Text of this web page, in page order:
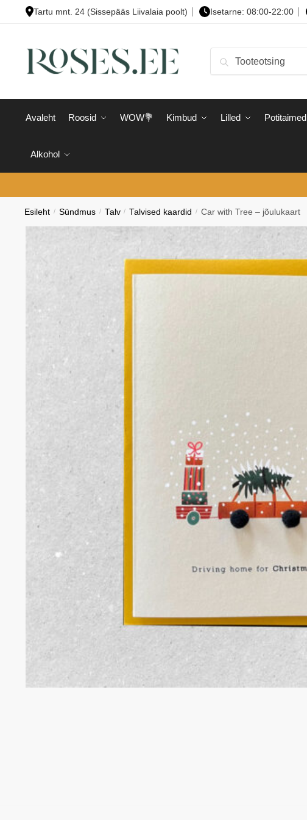
Tartu mnt. 24 (Sissepääs Liivalaia poolt) Isetarne: 08:00-22:00
Otsi
Avaleht Roosid WOW💐 Kimbud Lilled Potitaimed
Alkohol
Esileht / Sündmus / Talv / Talvised kaardid / Car with Tree – jõulukaart